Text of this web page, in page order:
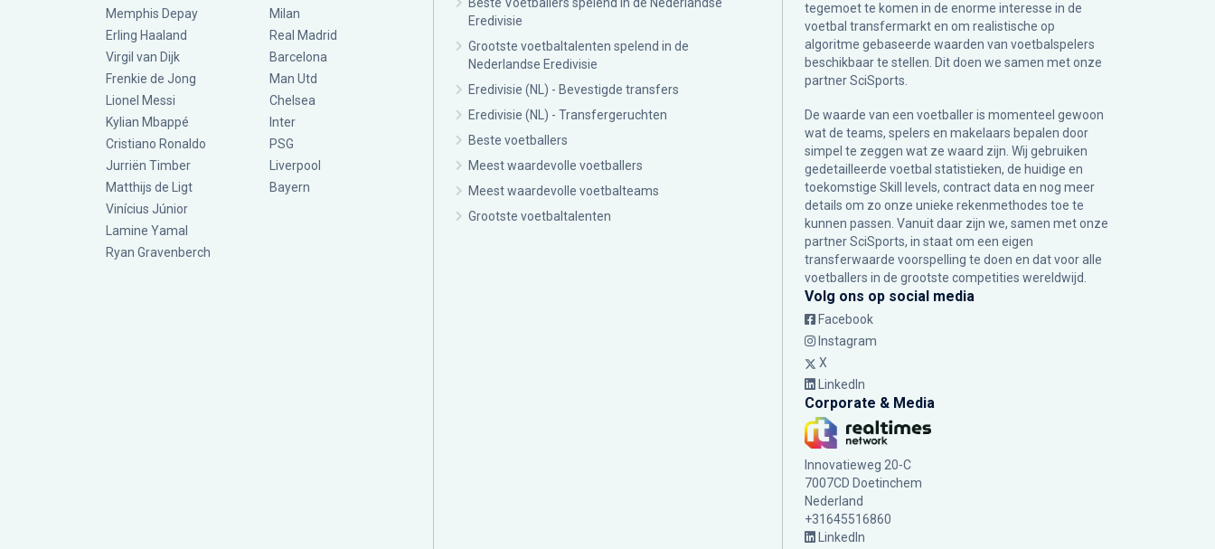
Memphis Depay
Erling Haaland
Virgil van Dijk
Frenkie de Jong
Lionel Messi
Kylian Mbappé
Cristiano Ronaldo
Jurriën Timber
Matthijs de Ligt
Vinícius Júnior
Lamine Yamal
Ryan Gravenberch
Milan
Real Madrid
Barcelona
Man Utd
Chelsea
Inter
PSG
Liverpool
Bayern
Eredivisie
Grootste voetbaltalenten spelend in de
Nederlandse Eredivisie
Eredivisie (NL) - Bevestigde transfers
Eredivisie (NL) - Transfergeruchten
Beste voetballers
Meest waardevolle voetballers
Meest waardevolle voetbalteams
Grootste voetbaltalenten
tegemoet te komen in de enorme interesse in de
voetbal transfermarkt en om realistische op
algoritme gebaseerde waarden van voetbalspelers
beschikbaar te stellen. Dit doen we samen met onze
partnerSciSports
De waarde van een voetballer is momenteel gewoon
wat de teams, spelers en makelaars bepalen door
simpel te zeggen wat ze waard zijn. Wij gebruiken
gedetailleerde voetbal statistieken, de huidige en
toekomstige Skill levels, contract data en nog meer
details om zo onze unieke rekenmethodes toe te
kunnen passen. Vanuit daar zijn we, samen met onze
partner SciSports, in staat om een eigen
transferwaarde voorspelling te doen en dat voor alle
voetballers in de grootste competities wereldwijd.
Volg ons op social media
Facebook
Instagram
X
LinkedIn
Corporate & Media
Innovatieweg 20-C
7007CD Doetinchem
Nederland
+31645516860
LinkedIn